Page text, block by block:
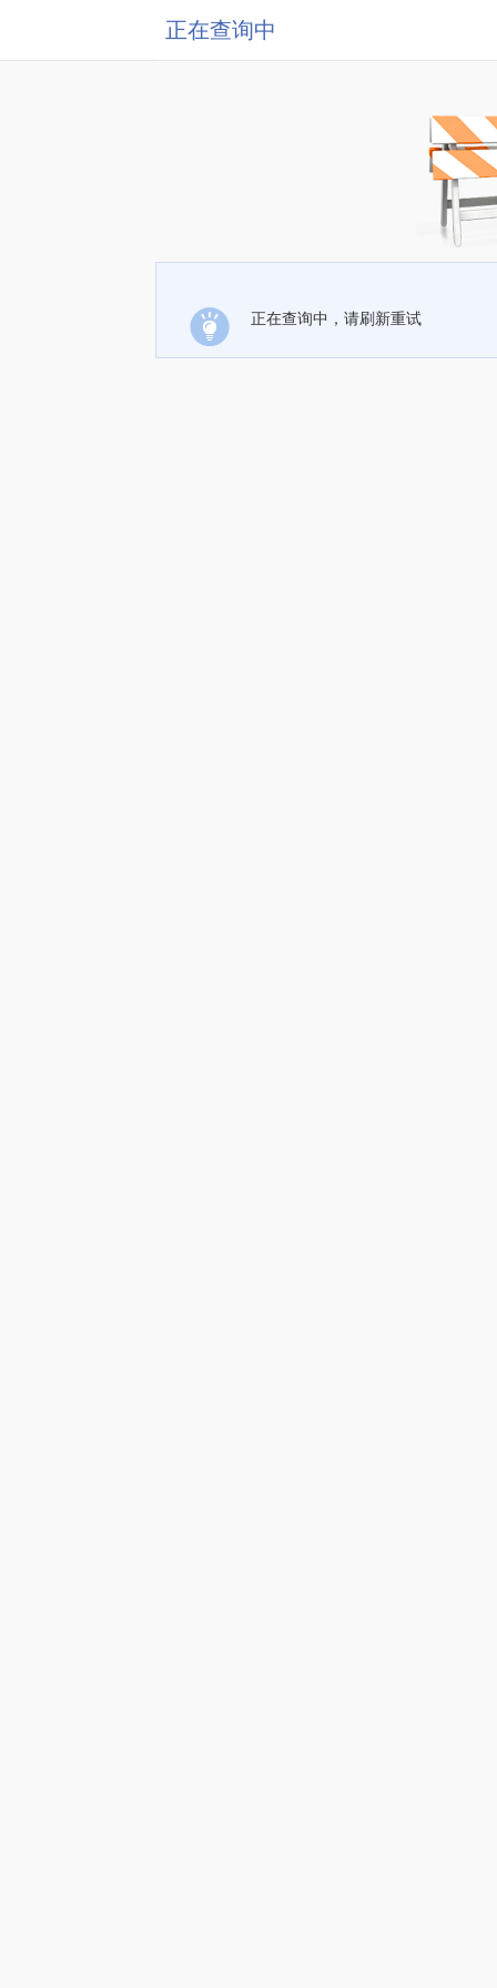
正在查询中
正在查询中，请刷新重试